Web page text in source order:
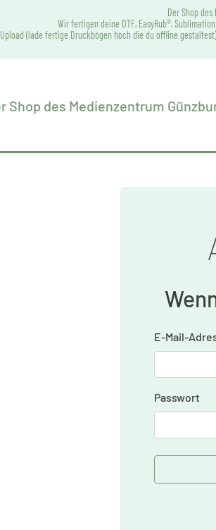
Der Shop
Wir fertigen deine DTF, EasyRub®,
Upload (lade fertige Druckbögen hoch die du offline
E-Mail-
Passwort